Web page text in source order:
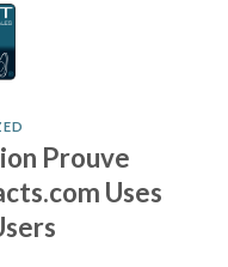
Prouve
Uses